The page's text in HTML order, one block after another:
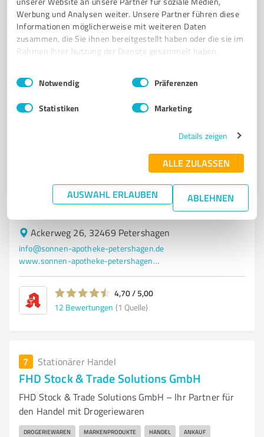
Werbung und Analysen weiter. Unsere Partner führen diese
Informationen möglicherweise mit weiteren Daten
zusammen, die Sie ihnen bereitgestellt haben oder die sie im
Rahmen Ihrer Nutzung der Dienste gesammelt haben.
Impressum Datenschutzbestimmungen
Einwilligungsauswahl
Notwendig Präferenzen
Statistiken Marketing
Details zeigen
ALLE ZULASSEN
AUSWAHL ERLAUBEN ABLEHNEN
Sie möchten auch hier gelistet werden?
Registrieren Sie sich jetzt und werden Sie ein von
Sonnen Apotheke – Ihr Service für Arzneimittel,
ARZNEIMITTELRESERVIERUNG NOTDIENSTAPOTHEKEN
WECHSELWIRKUNGSCHECK GESUNDHEITSMAGAZINE
Ackerweg 26, 32469 Petershagen
info@sonnen-apotheke-petershagen.de
www.sonnen-apotheke-petershagen.de/
4,70 / 5,00
12 Bewertungen (1 Quelle)
7 Stationärer Handel
FHD Stock & Trade Solutions GmbH
FHD Stock & Trade Solutions GmbH – Ihr Partner für
den Handel mit Drogeriewaren
DROGERIEWAREN MARKENPRODUKTE HANDEL ANKAUF